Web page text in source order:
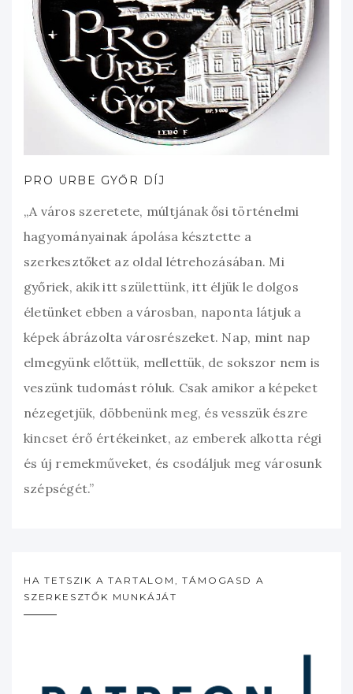
PRO URBE GYŐR DÍJ
„A város szeretete, múltjának ősi történelmi
hagyományainak ápolása késztette a
szerkesztőket az oldal létrehozásában. Mi
győriek, akik itt születtünk, itt éljük le dolgos
életünket ebben a városban, naponta látjuk a
képek ábrázolta városrészeket. Nap, mint nap
elmegyünk előttük, mellettük, de sokszor nem is
veszünk tudomást róluk. Csak amikor a képeket
nézegetjük, döbbenünk meg, és vesszük észre
kincset érő értékeinket, az emberek alkotta régi
és új remekműveket, és csodáljuk meg városunk
szépségét.”
HA TETSZIK A TARTALOM, TÁMOGASD A
SZERKESZTŐK MUNKÁJÁT